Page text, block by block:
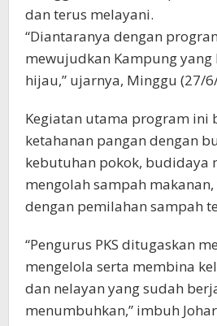
dan terus melayani.
“Diantaranya dengan
mewujudkan Kampung yang
hijau,” ujarnya, Minggu (27/
Kegiatan utama program ini
ketahanan pangan dengan
kebutuhan pokok, budidaya
mengolah sampah
dengan pemilahan sampah
“Pengurus PKS ditugaskan
mengelola serta membina
dan nelayan yang sudah
menumbuhkan,” imbuh